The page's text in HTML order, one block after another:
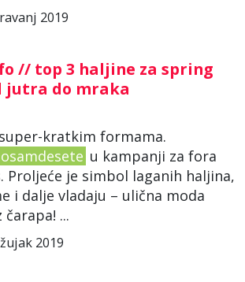
2019
// top 3 haljine za spring
jutra do mraka
kratkim formama.
osamdesete u kampanji za fora
Proljeće je simbol laganih haljina,
i dalje vladaju – ulična moda
...
2019